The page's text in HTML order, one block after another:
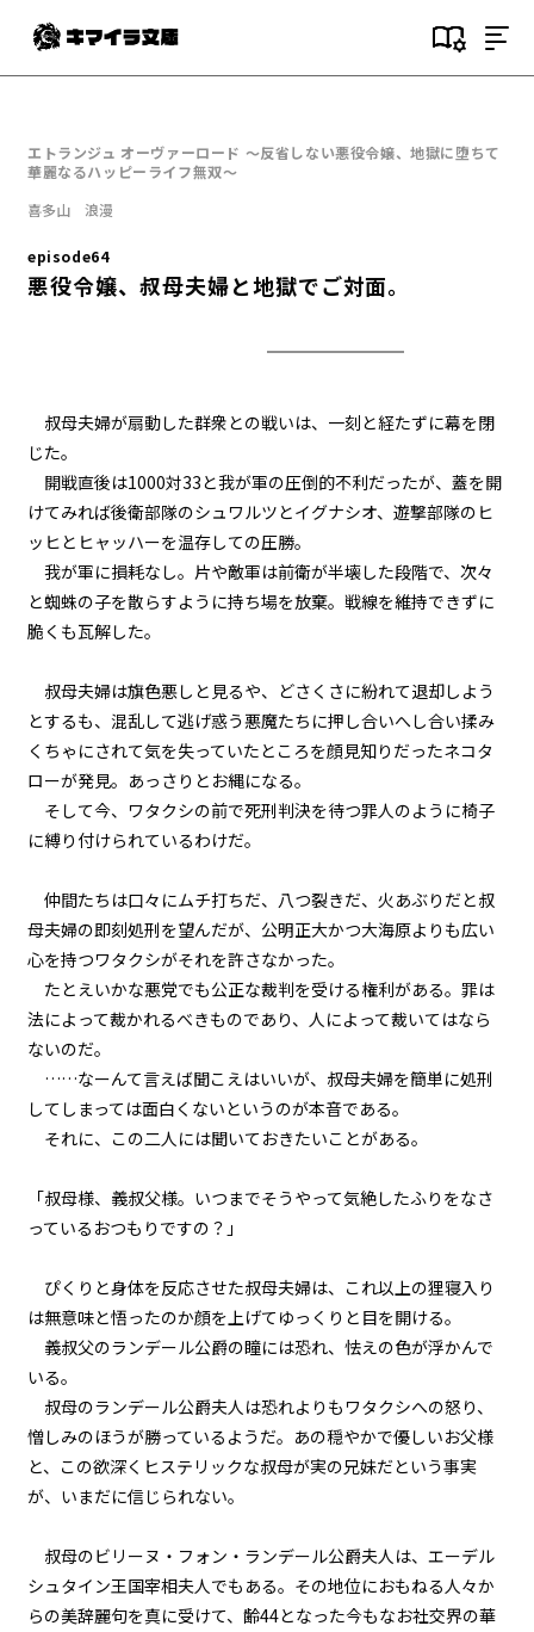
目次
悪役令嬢、地獄に堕ちる。
る。
悪役令嬢、愛猫と再会する。
episode4
episode5
悪役令嬢、レベルアップする。
episode6
episode7
悪役令嬢、悪魔の名付け親にな
る。（ただし、ネーミングセンス
0）
episode8
悪役令嬢、地獄でハッピーライフ
を決意する。
episode9
幕間狂言：正ヒロイン、我が世の
春を謳歌する。
episode10
episode11
悪役令嬢、ムチ打ち地獄で専属メ
episode12
episode13
悪役令嬢、専属メイドを救出す
episode14
悪役令嬢、専属メイドとマカロン
に癒される。
悪役令嬢、マッドなんとか地獄の
デスなんとか的な乗り物と対峙す
る。
エトランジュ オーヴァーロード ～反省しない悪役令嬢、地獄に堕ちて
華麗なるハッピーライフ無双～
喜多山 浪漫
episode64
悪役令嬢、叔母夫婦と地獄でご対面。
叔母夫婦が扇動した群衆との戦いは、一刻と経たずに幕を閉
じた。
開戦直後は1000対33と我が軍の圧倒的不利だったが、蓋を開
けてみれば後衛部隊のシュワルツとイグナシオ、遊撃部隊のヒ
ッヒとヒャッハーを温存しての圧勝。
我が軍に損耗なし。片や敵軍は前衛が半壊した段階で、次々
と蜘蛛の子を散らすように持ち場を放棄。戦線を維持できずに
脆くも瓦解した。
叔母夫婦は旗色悪しと見るや、どさくさに紛れて退却しよう
とするも、混乱して逃げ惑う悪魔たちに押し合いへし合い揉み
くちゃにされて気を失っていたところを顔見知りだったネコタ
ローが発見。あっさりとお縄になる。
そして今、ワタクシの前で死刑判決を待つ罪人のように椅子
に縛り付けられているわけだ。
仲間たちは口々にムチ打ちだ、八つ裂きだ、火あぶりだと叔
母夫婦の即刻処刑を望んだが、公明正大かつ大海原よりも広い
心を持つワタクシがそれを許さなかった。
たとえいかな悪党でも公正な裁判を受ける権利がある。罪は
法によって裁かれるべきものであり、人によって裁いてはなら
ないのだ。
……なーんて言えば聞こえはいいが、叔母夫婦を簡単に処刑
してしまっては面白くないというのが本音である。
それに、この二人には聞いておきたいことがある。
「叔母様、義叔父様。いつまでそうやって気絶したふりをなさ
っているおつもりですの？」
ぴくりと身体を反応させた叔母夫婦は、これ以上の狸寝入り
は無意味と悟ったのか顔を上げてゆっくりと目を開ける。
義叔父のランデール公爵の瞳には恐れ、怯えの色が浮かんで
いる。
叔母のランデール公爵夫人は恐れよりもワタクシへの怒り、
憎しみのほうが勝っているようだ。あの穏やかで優しいお父様
と、この欲深くヒステリックな叔母が実の兄妹だという事実
が、いまだに信じられない。
叔母のビリーヌ・フォン・ランデール公爵夫人は、エーデル
シュタイン王国宰相夫人でもある。その地位におもねる人々か
らの美辞麗句を真に受けて、齢44となった今もなお社交界の華